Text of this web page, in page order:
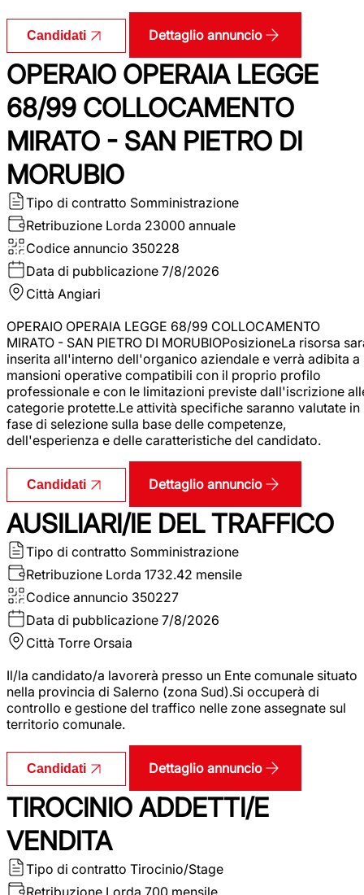
Candidati Dettaglio annuncio
OPERAIO OPERAIA LEGGE
68/99 COLLOCAMENTO
MIRATO - SAN PIETRO DI
MORUBIO
Tipo di contratto Somministrazione
Retribuzione Lorda 23000 annuale
Codice annuncio 350228
Data di pubblicazione 7/8/2026
Città Angiari
OPERAIO OPERAIA LEGGE 68/99 COLLOCAMENTO
MIRATO - SAN PIETRO DI MORUBIOPosizioneLa risorsa
inserita all'interno dell'organico aziendale e verrà adibita a
mansioni operative compatibili con il proprio profilo
professionale e con le limitazioni previste dall'iscrizione
categorie protette.Le attività specifiche saranno valutate in
fase di selezione sulla base delle competenze,
dell'esperienza e delle caratteristiche del candidato.
Candidati Dettaglio annuncio
AUSILIARI/IE DEL TRAFFICO
Tipo di contratto Somministrazione
Retribuzione Lorda 1732.42 mensile
Codice annuncio 350227
Data di pubblicazione 7/8/2026
Città Torre Orsaia
Il/la candidato/a lavorerà presso un Ente comunale situato
nella provincia di Salerno (zona Sud).Si occuperà di
controllo e gestione del traffico nelle zone assegnate sul
territorio comunale.
Candidati Dettaglio annuncio
TIROCINIO ADDETTI/E
VENDITA
Tipo di contratto Tirocinio/Stage
Retribuzione Lorda 700 mensile